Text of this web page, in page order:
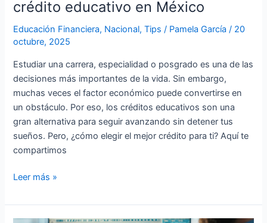
crédito educativo en México
Educación Financiera, Nacional,Tips / Pamela García/ 20
octubre, 2025
Estudiar una carrera, especialidad o posgrado es una de las
decisiones más importantes de la vida. Sin embargo,
muchas veces el factor económico puede convertirse en
un obstáculo. Por eso, los créditos educativos son una
gran alternativa para seguir avanzando sin detener tus
sueños. Pero, ¿cómo elegir el mejor crédito para ti? Aquí te
compartimos
México
Leer más »